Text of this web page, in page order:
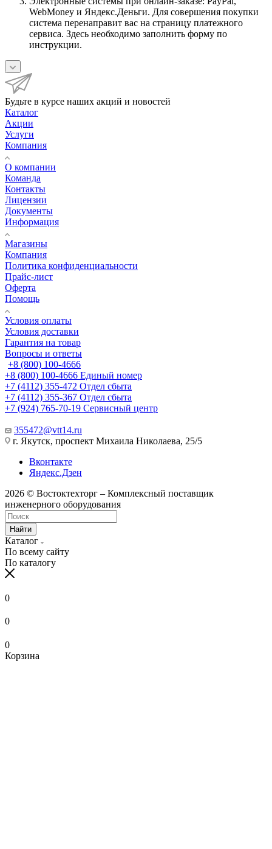
WebMoney и Яндекс.Деньги. Для совершения покупки
система перенаправит вас на страницу платежного
сервиса. Здесь необходимо заполнить форму по
инструкции.
Будьте в курсе наших акций и новостей
Каталог
Акции
Услуги
Компания
О компании
Команда
Контакты
Лицензии
Документы
Информация
Магазины
Компания
Политика конфиденциальности
Прайс-лист
Оферта
Помощь
Условия оплаты
Условия доставки
Гарантия на товар
Вопросы и ответы
+8 (800) 100-4666
+8 (800) 100-4666 Единый номер
+7 (4112) 355-472 Отдел сбыта
+7 (4112) 355-367 Отдел сбыта
+7 (924) 765-70-19 Сервисный центр
355472@vtt14.ru
г. Якутск, проспект Михаила Николаева, 25/5
Вконтакте
Яндекс.Дзен
2026 © Востоктехторг – Комплексный поставщик
инженерного оборудования
Найти
Каталог
По всему сайту
По каталогу
0
0
0
Корзина